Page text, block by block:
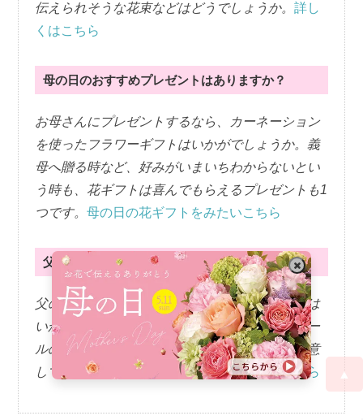
伝えられそうな花束などはどうでしょうか。詳し
くはこちら
母の日のおすすめプレゼントはありますか？
お母さんにプレゼントするなら、カーネーション
を使ったフラワーギフトはいかがでしょうか。義
母へ贈る時など、好みがいまいちわからないとい
う時も、花ギフトは喜んでもらえるプレゼントも1
つです。母の日の花ギフトをみたいこちら
父の日のおすすめプレゼントはありますか？
父の日にぴったりな、ひまわりを使ったギフトは
いかがでしょうか。お酒の飲み比べができるビー
ルのセットや、うなぎと花ギフトのセットも用意
しております。
父の日ギフトをみたい方はこちら ▲